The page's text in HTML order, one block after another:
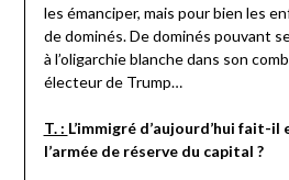
les émanciper, mais pour bien les
de dominés. De dominés pouvant
à l’oligarchie blanche dans son
électeur de Trump…
T. : L’immigré d’aujourd’hui fait-
l’armée de réserve du capital ?